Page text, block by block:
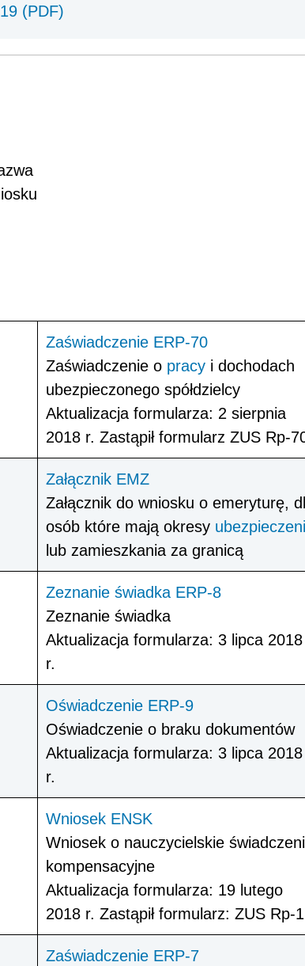
(PDF)
Zaświadczenie ERP-70
Zaświadczenie o pracy i dochodach
ubezpieczonego spółdzielcy
Aktualizacja formularza: 2 sierpnia
2018 r. Zastąpił formularz ZUS Rp-
Załącznik EMZ
Załącznik do wniosku o emeryturę,
osób które mają okresy
lub zamieszkania za granicą
Zeznanie świadka ERP-8
Zeznanie świadka
Aktualizacja formularza: 3 lipca 2018
r.
Oświadczenie ERP-9
Oświadczenie o braku dokumentów
Aktualizacja formularza: 3 lipca 2018
r.
Wniosek ENSK
Wniosek o nauczycielskie
kompensacyjne
Aktualizacja formularza: 19 lutego
2018 r. Zastąpił formularz: ZUS Rp-
Zaświadczenie ERP-7